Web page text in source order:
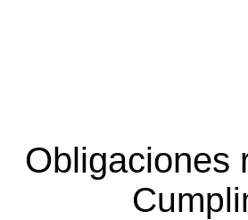
Obligaciones